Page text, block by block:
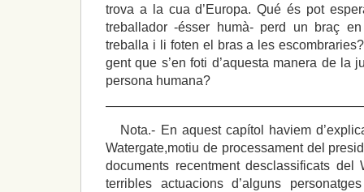
trova a la cua d’Europa. Qué és pot
treballador -ésser humà- perd un braç
treballa i li foten el bras a les
gent que s’en foti d’aquesta manera de la
persona humana?
Nota.- En aquest capítol haviem
Watergate,motiu de processament del
documents recentment desclassificats del
terribles actuacions d’alguns